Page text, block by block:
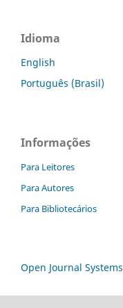
Idioma
English
Português (Brasil)
Informações
Para Leitores
Para Autores
Para Bibliotecários
Open Journal Systems